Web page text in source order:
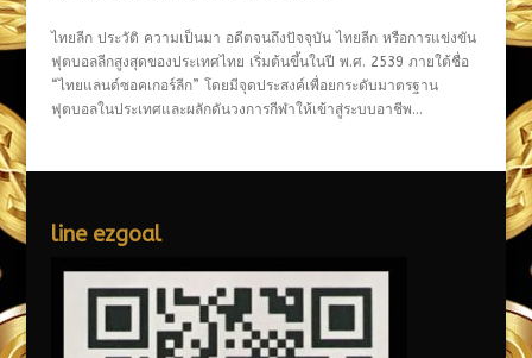
ไทยลีก ประวัติ ความเป็นมา อดีตจนถึงปัจจุบัน ไทยลีก หรือการแข่งขัน
ฟุตบอลลีกสูงสุดของประเทศไทย เริ่มต้นขึ้นในปี พ.ศ. 2539 ภายใต้ชื่อ
“ไทยแลนด์ซอคเกอร์ลีก” โดยมีจุดประสงค์เพื่อยกระดับมาตรฐาน
ฟุตบอลในประเทศและผลักดันวงการกีฬาให้เข้าสู่ระบบอาชีพ...
line ezgoal